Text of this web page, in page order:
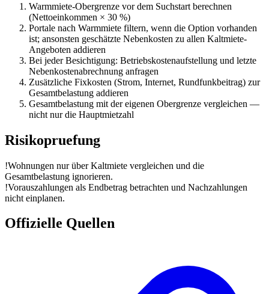
Warmmiete-Obergrenze vor dem Suchstart berechnen
(Nettoeinkommen × 30 %)
Portale nach Warmmiete filtern, wenn die Option vorhanden
ist; ansonsten geschätzte Nebenkosten zu allen Kaltmiete-
Angeboten addieren
Bei jeder Besichtigung: Betriebskostenaufstellung und letzte
Nebenkostenabrechnung anfragen
Zusätzliche Fixkosten (Strom, Internet, Rundfunkbeitrag) zur
Gesamtbelastung addieren
Gesamtbelastung mit der eigenen Obergrenze vergleichen —
nicht nur die Hauptmietzahl
Risikopruefung
!Wohnungen nur über Kaltmiete vergleichen und die
Gesamtbelastung ignorieren.
!Vorauszahlungen als Endbetrag betrachten und Nachzahlungen
nicht einplanen.
Offizielle Quellen